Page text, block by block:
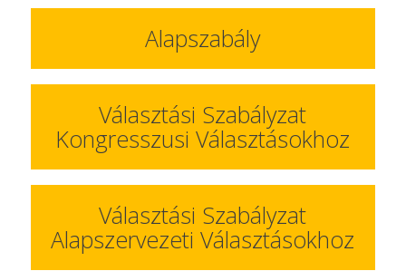
Alapszabály
Választási Szabályzat
Kongresszusi Választásokhoz
Választási Szabályzat
Alapszervezeti Választásokhoz